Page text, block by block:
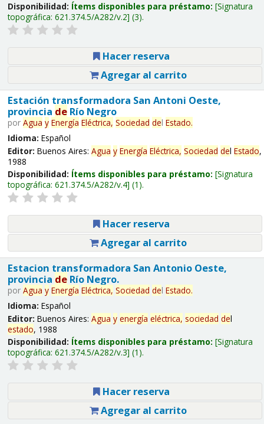
Disponibilidad: Ítems disponibles para préstamo: Signatura
topográfica: 621.374.5/A282/v.2 (3).
Hacer reserva
Agregar al carrito
Estación transformadora San Antoni Oeste,
provincia deRío Negro
por Agua y Energía Eléctrica, Sociedad del Estado.
Idioma: Español
Editor: Buenos Aires: Agua y Energía Eléctrica, Sociedad del Estado,
1988
Disponibilidad: Ítems disponibles para préstamo: Signatura
topográfica: 621.374.5/A282/v.4 (1).
Hacer reserva
Agregar al carrito
Estacion transformadora San Antonio Oeste,
provincia deRío Negro.
por Agua y Energía Eléctrica, Sociedad del Estado.
Idioma: Español
Editor: Buenos Aires: Agua y energía eléctrica, sociedad del
estado, 1988
Disponibilidad: Ítems disponibles para préstamo: Signatura
topográfica: 621.374.5/A282/v.3 (1).
Hacer reserva
Agregar al carrito